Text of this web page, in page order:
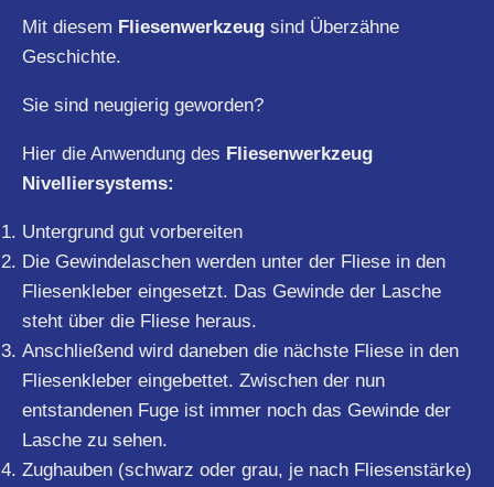
Mit diesem Fliesenwerkzeug sind Überzähne
Geschichte.
Sie sind neugierig geworden?
Hier die Anwendung des Fliesenwerkzeug
Nivelliersystems:
Untergrund gut vorbereiten
Die Gewindelaschen werden unter der Fliese in den
Fliesenkleber eingesetzt. Das Gewinde der Lasche
steht über die Fliese heraus.
Anschließend wird daneben die nächste Fliese in den
Fliesenkleber eingebettet. Zwischen der nun
entstandenen Fuge ist immer noch das Gewinde der
Lasche zu sehen.
Zughauben (schwarz oder grau, je nach Fliesenstärke)